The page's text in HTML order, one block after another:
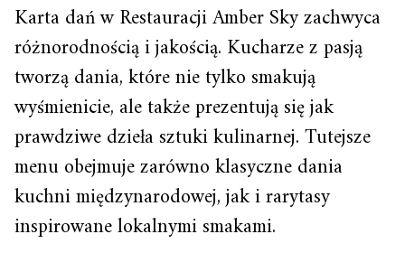
Karta dań w Restauracji Amber Sky zachwyca
różnorodnością i jakością. Kucharze z pasją
tworzą dania, które nie tylko smakują
wyśmienicie, ale także prezentują się jak
prawdziwe dzieła sztuki kulinarnej. Tutejsze
menu obejmuje zarówno klasyczne dania
kuchni międzynarodowej, jak i rarytasy
inspirowane lokalnymi smakami.